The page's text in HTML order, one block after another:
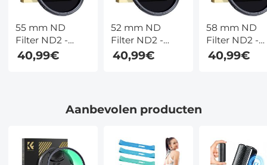
55 mm ND
Filter ND2 -
ND400 Variabel
Filter (1 - 9
Nano Dazzle
40,99€
52 mm ND
Filter ND2 -
ND400 Variabel
Filter (1 - 9
Nano Dazzle
Serie
40,99€
58 mm ND
Filter ND2 -
ND400
Filter (1 - 9
40,99€
Aanbevolen producten